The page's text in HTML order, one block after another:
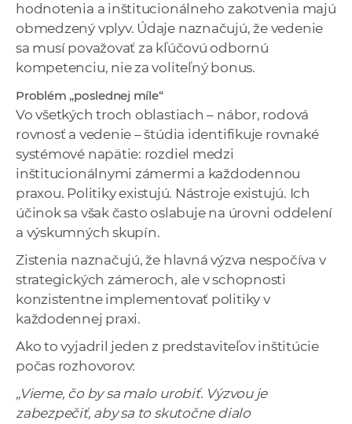
hodnotenia a inštitucionálneho zakotvenia majú
obmedzený vplyv. Údaje naznačujú, že vedenie
sa musí považovať za kľúčovú odbornú
kompetenciu, nie za voliteľný bonus.
Problém „poslednej míle“
Vo všetkých troch oblastiach – nábor, rodová
rovnosť a vedenie – štúdia identifikuje rovnaké
systémové napätie: rozdiel medzi
inštitucionálnymi zámermi a každodennou
praxou. Politiky existujú. Nástroje existujú. Ich
účinok sa však často oslabuje na úrovni oddelení
a výskumných skupín.
Zistenia naznačujú, že hlavná výzva nespočíva v
strategických zámeroch, ale v schopnosti
konzistentne implementovať politiky v
každodennej praxi.
Ako to vyjadril jeden z predstaviteľov inštitúcie
počas rozhovorov:
„Vieme, čo by sa malo urobiť. Výzvou je
zabezpečiť, aby sa to skutočne dialo